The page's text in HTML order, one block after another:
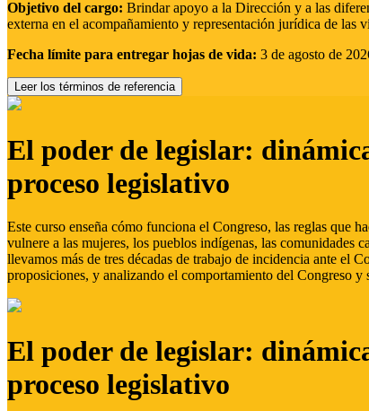
Objetivo del cargo: Brindar apoyo a la Dirección y a las
externa en el acompañamiento y representación jurídica de las
Fecha límite para entregar hojas de vida: 3 de agosto de
Leer los términos de referencia
El poder de legislar:
proceso legislativo
Este curso enseña cómo funciona el Congreso, las reglas que
vulnere a las mujeres, los pueblos indígenas, las comunidades
llevamos más de tres décadas de trabajo de incidencia ante el
proposiciones, y analizando el comportamiento del Congreso y
El poder de legislar:
proceso legislativo